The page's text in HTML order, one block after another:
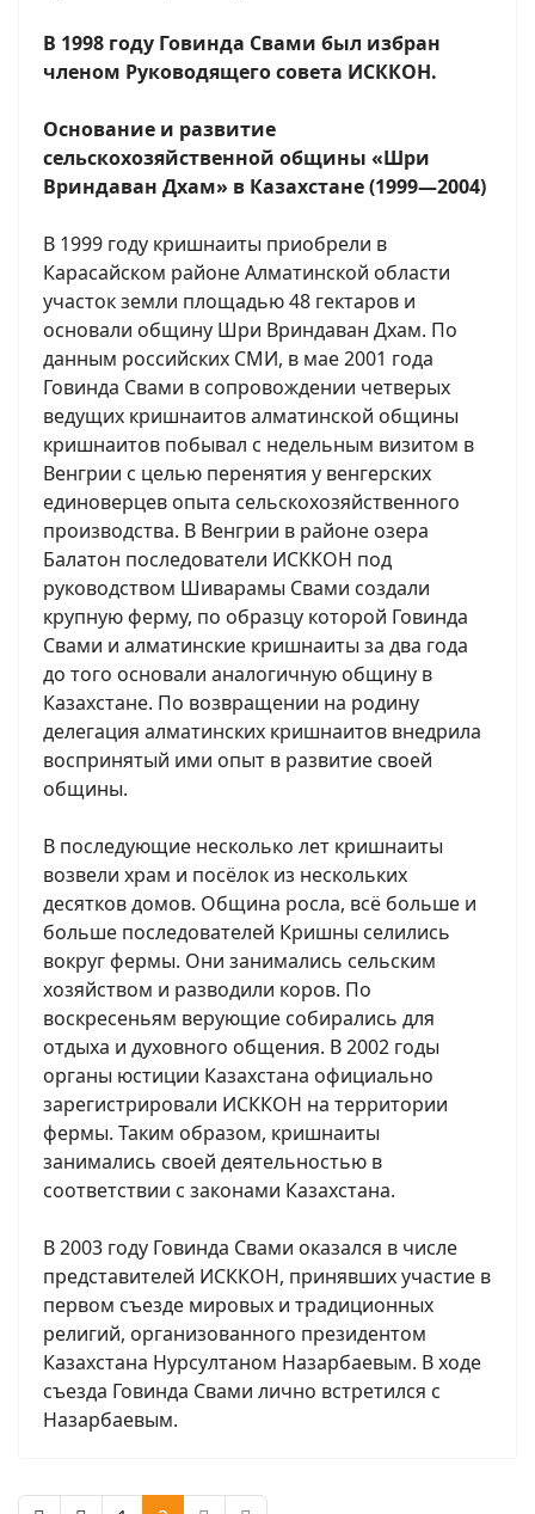
В 1998 году Говинда Свами был избран
членом Руководящего совета ИСККОН.
Основание и развитие
сельскохозяйственной общины «Шри
Вриндаван Дхам» в Казахстане (1999—2004)
В 1999 году кришнаиты приобрели в
Карасайском районе Алматинской области
участок земли площадью 48 гектаров и
основали общину Шри Вриндаван Дхам. По
данным российских СМИ, в мае 2001 года
Говинда Свами в сопровождении четверых
ведущих кришнаитов алматинской общины
кришнаитов побывал с недельным визитом в
Венгрии с целью перенятия у венгерских
единоверцев опыта сельскохозяйственного
производства. В Венгрии в районе озера
Балатон последователи ИСККОН под
руководством Шиварамы Свами создали
крупную ферму, по образцу которой Говинда
Свами и алматинские кришнаиты за два года
до того основали аналогичную общину в
Казахстане. По возвращении на родину
делегация алматинских кришнаитов внедрила
воспринятый ими опыт в развитие своей
общины.
В последующие несколько лет кришнаиты
возвели храм и посёлок из нескольких
десятков домов. Община росла, всё больше и
больше последователей Кришны селились
вокруг фермы. Они занимались сельским
хозяйством и разводили коров. По
воскресеньям верующие собирались для
отдыха и духовного общения. В 2002 годы
органы юстиции Казахстана официально
зарегистрировали ИСККОН на территории
фермы. Таким образом, кришнаиты
занимались своей деятельностью в
соответствии с законами Казахстана.
В 2003 году Говинда Свами оказался в числе
представителей ИСККОН, принявших участие в
первом съезде мировых и традиционных
религий, организованного президентом
Казахстана Нурсултаном Назарбаевым. В ходе
съезда Говинда Свами лично встретился с
Назарбаевым.